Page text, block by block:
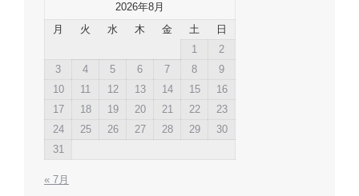
2026年8月
月
火 水 木 金 土
日
1
2
3
4 5 6 7 8
9
10
11 12 13 14 15
16
17
18 19 20 21 22
23
24
25 26 27 28 29
30
31
« 7月